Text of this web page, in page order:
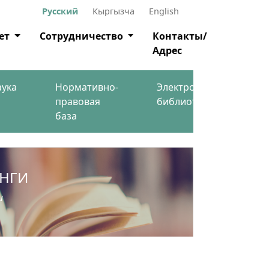
Русский Кыргызча English
Сотрудничество
Контакты/
Адрес
Нормативно-
правовая
база
Электронная
библиотека